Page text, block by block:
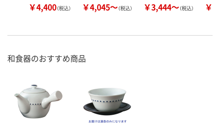
￥4,400（税込） ￥4,045～（税込） ￥3,444～（税込） ￥
和食器のおすすめ商品